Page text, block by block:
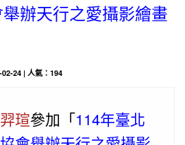
辦天行之愛攝影繪畫
02-24 | 人氣：194
瑄參加「114年臺北